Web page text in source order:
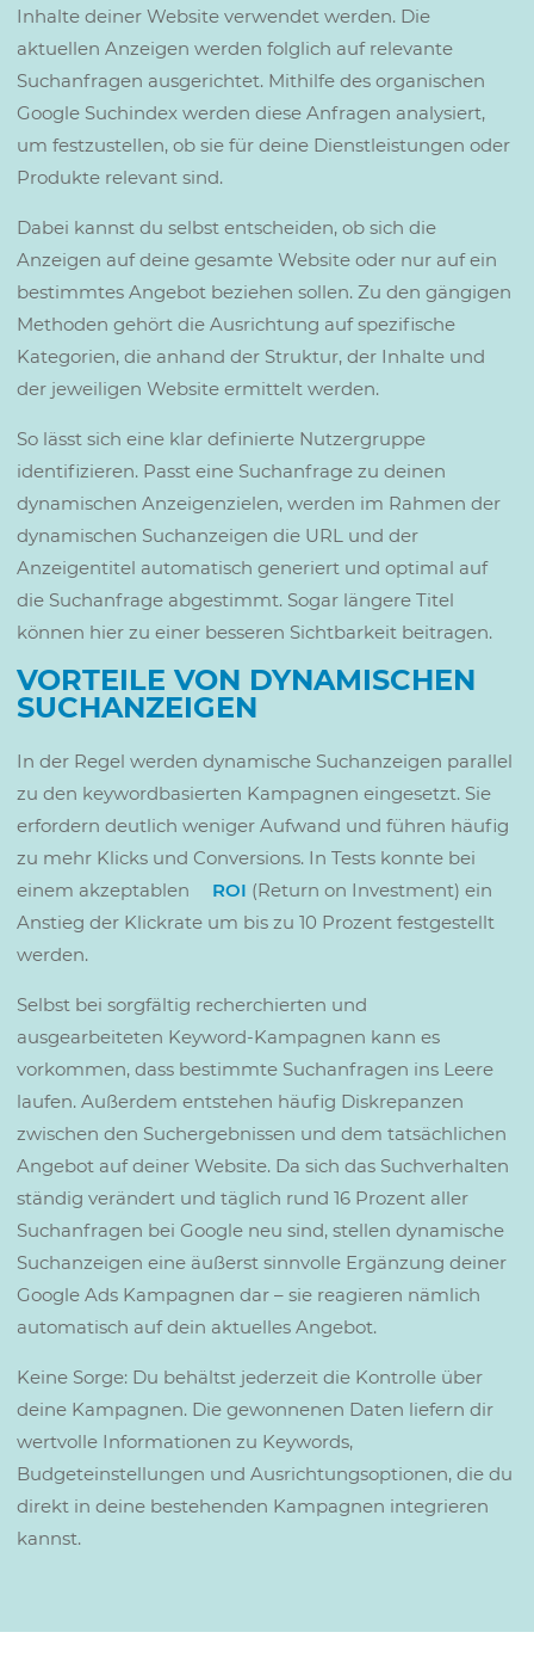
Inhalte deiner Website verwendet werden. Die
aktuellen Anzeigen werden folglich auf relevante
Suchanfragen ausgerichtet. Mithilfe des organischen
Google Suchindex werden diese Anfragen analysiert,
um festzustellen, ob sie für deine Dienstleistungen oder
Produkte relevant sind.
Dabei kannst du selbst entscheiden, ob sich die
Anzeigen auf deine gesamte Website oder nur auf ein
bestimmtes Angebot beziehen sollen. Zu den gängigen
Methoden gehört die Ausrichtung auf spezifische
Kategorien, die anhand der Struktur, der Inhalte und
der jeweiligen Website ermittelt werden.
So lässt sich eine klar definierte Nutzergruppe
identifizieren. Passt eine Suchanfrage zu deinen
dynamischen Anzeigenzielen, werden im Rahmen der
dynamischen Suchanzeigen die URL und der
Anzeigentitel automatisch generiert und optimal auf
die Suchanfrage abgestimmt. Sogar längere Titel
können hier zu einer besseren Sichtbarkeit beitragen.
VORTEILE VON DYNAMISCHEN
SUCHANZEIGEN
In der Regel werden dynamische Suchanzeigen parallel
zu den keywordbasierten Kampagnen eingesetzt. Sie
erfordern deutlich weniger Aufwand und führen häufig
zu mehr Klicks und Conversions. In Tests konnte bei
einem akzeptablen
ROI (Return on Investment) ein
Anstieg der Klickrate um bis zu 10 Prozent festgestellt
werden.
Selbst bei sorgfältig recherchierten und
ausgearbeiteten Keyword-Kampagnen kann es
vorkommen, dass bestimmte Suchanfragen ins Leere
laufen. Außerdem entstehen häufig Diskrepanzen
zwischen den Suchergebnissen und dem tatsächlichen
Angebot auf deiner Website. Da sich das Suchverhalten
ständig verändert und täglich rund 16 Prozent aller
Suchanfragen bei Google neu sind, stellen dynamische
Suchanzeigen eine äußerst sinnvolle Ergänzung deiner
Google Ads Kampagnen dar – sie reagieren nämlich
automatisch auf dein aktuelles Angebot.
Keine Sorge: Du behältst jederzeit die Kontrolle über
deine Kampagnen. Die gewonnenen Daten liefern dir
wertvolle Informationen zu Keywords,
Budgeteinstellungen und Ausrichtungsoptionen, die du
direkt in deine bestehenden Kampagnen integrieren
kannst.